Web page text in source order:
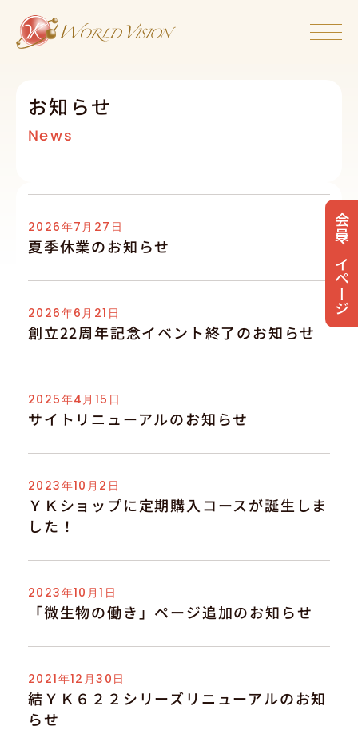
会員マイページ
お知らせ
News
2026年7月27日
夏季休業のお知らせ
2026年6月21日
創立22周年記念イベント終了のお知らせ
2025年4月15日
サイトリニューアルのお知らせ
2023年10月2日
ＹＫショップに定期購入コースが誕生しま
した！
2023年10月1日
「微生物の働き」ページ追加のお知らせ
2021年12月30日
結ＹＫ６２２シリーズリニューアルのお知
らせ